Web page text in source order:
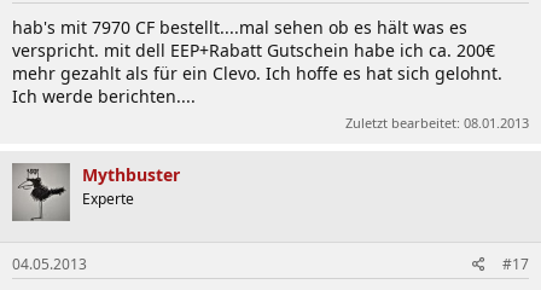
hab's mit 7970 CF bestellt....mal sehen ob es hält was es
verspricht. mit dell EEP+Rabatt Gutschein habe ich ca. 200€
mehr gezahlt als für ein Clevo. Ich hoffe es hat sich gelohnt.
Ich werde berichten....
Zuletzt bearbeitet: 08.01.2013
Mythbuster
Experte
04.05.2013 #17